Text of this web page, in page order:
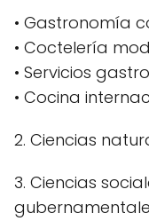
• Gastronomía
• Coctelería
• Servicios
• Cocina
2. Ciencias
3. Ciencias